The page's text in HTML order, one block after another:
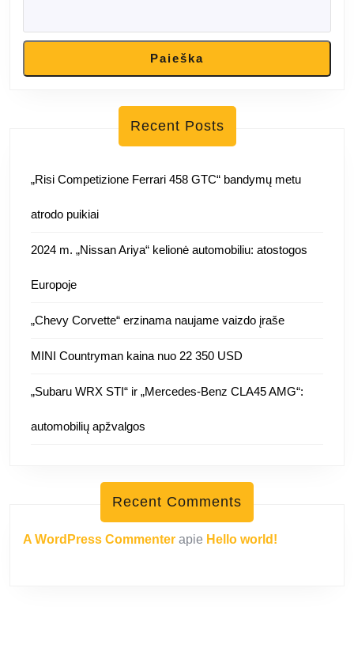
Paieška
Recent Posts
„Risi Competizione Ferrari 458 GTC“ bandymų metu
atrodo puikiai
2024 m. „Nissan Ariya“ kelionė automobiliu: atostogos
Europoje
„Chevy Corvette“ erzinama naujame vaizdo įraše
MINI Countryman kaina nuo 22 350 USD
„Subaru WRX STI“ ir „Mercedes-Benz CLA45 AMG“:
automobilių apžvalgos
Recent Comments
A WordPress Commenter apie Hello world!